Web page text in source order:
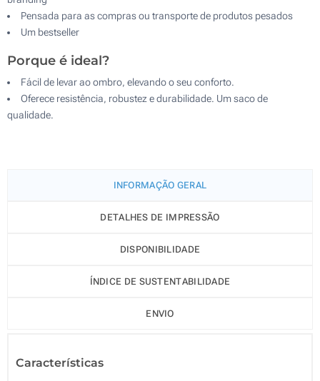
Pensada para as compras ou transporte de produtos pesados
Um bestseller
Porque é ideal?
Fácil de levar ao ombro, elevando o seu conforto.
Oferece resistência, robustez e durabilidade. Um saco de
qualidade.
INFORMAÇÃO GERAL
DETALHES DE IMPRESSÃO
DISPONIBILIDADE
ÍNDICE DE SUSTENTABILIDADE
ENVIO
Características